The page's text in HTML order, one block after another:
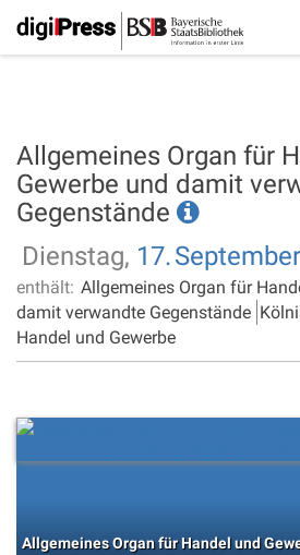
Allgemeines Organ für
Gewerbe und damit
Gegenstände
Dienstag, 17.September
enthält: Allgemeines Organ für
damit verwandte Gegenstände
Handel und Gewerbe
Allgemeines Organ für Handel und